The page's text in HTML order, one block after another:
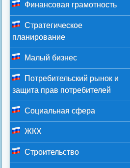
Финансовая грамотность
Стратегическое
планирование
Малый бизнес
Потребительский рынок и
защита прав потребителей
Социальная сфера
ЖКХ
Строительство